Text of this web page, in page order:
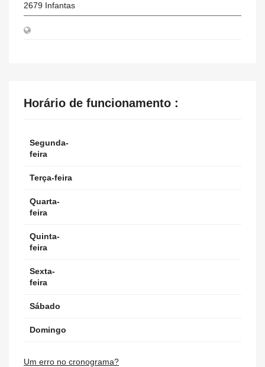
2679 Infantas
Horário de funcionamento :
Segunda-
feira
Terça-feira
Quarta-
feira
Quinta-
feira
Sexta-
feira
Sábado
Domingo
Um erro no cronograma?